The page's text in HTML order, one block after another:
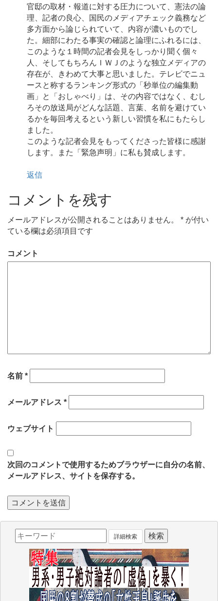
官邸の取材・報道に対する圧力について、憲法の論
理、記者の良心、国民のメディアチェック義務など
多方面から論じられていて、内容が濃いものでし
た。細部にわたる事実の確認と論理にふれるには、
このような１時間の記者会見をしっかり聞く個々
人、そしてもちろんＩＷＪのような独立メディアの
存在が、きわめて大事と思いました。テレビでニュ
ースと称するランキング形式の「秒単位の編集動
画」と「おしゃべり」は、その内容ではなく、むし
ろその放送局がどんな話題、言葉、名前を避けてい
るかを毎回考えるという新しい習慣を私にもたらし
ました。
このような記者会見をもってくださった皆様に感謝
します。また「緊急声明」に私も賛成します。
返信
コメントを残す
メールアドレスが公開されることはありません。 * が付い
ている欄は必須項目です
コメント
名前 *
メールアドレス *
ウェブサイト
次回のコメントで使用するためブラウザーに自分の名前、
メールアドレス、サイトを保存する。
詳細検索